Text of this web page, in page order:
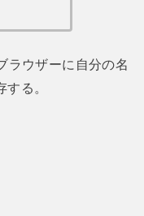
ラウザーに自分の名
る。